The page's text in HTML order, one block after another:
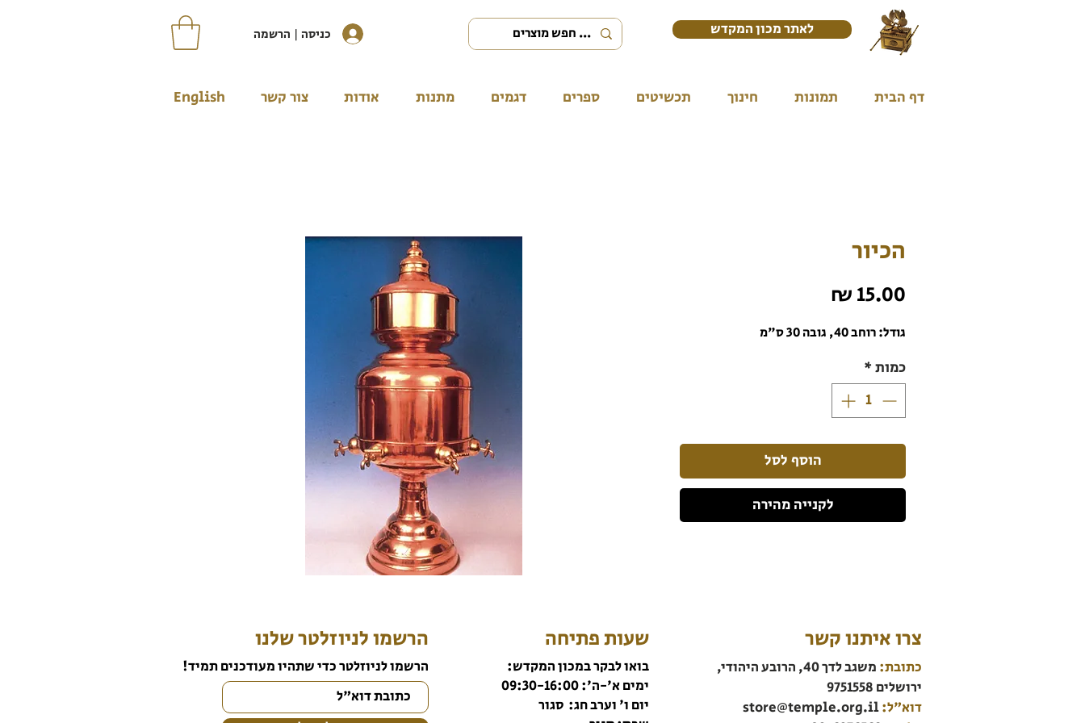
כניסה | הרשמה לאתר מכון המקדש
דף הבית תמונות חינוך תכשיטים ספרים דגמים מתנות אודות צור קשר English
הכיור
גודל: רוחב 40, גובה 30 ס"מ
כמות*
הוסף לסל
לקנייה מהירה
הרשמו לניוזלטר שלנו
הרשמו לניוזלטר כדי שתהיו מעודכנים תמיד!
שעות פתיחה
בואו לבקר במכון המקדש:
ימים א'-ה': 09:30-16:00
יום ו' וערב חג: סגור
צרו איתנו קשר
כתובת:
משגב לדך 40, הרובע היהודי,
ירושלים 9751558
דוא"ל:store@temple.org.il